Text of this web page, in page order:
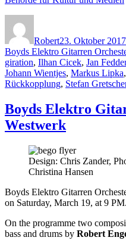
Robert23. Oktober 2017
Boyds Elektro Gitarren
giration, Ilhan Cicek, Jan
Johann Wientjes, Markus Lipka,
Rückkopplung, Stefan
Boyds Elektro
Westwerk
Design: Chris Zander,
Christina Hansen
Boyds Elektro Gitarren
on Saturday, March 19, at 9 PM.
On the programme two
bass and drums by Robert